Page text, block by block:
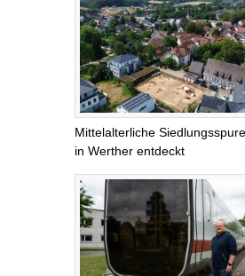
Mittelalterliche
in Werther entdeckt